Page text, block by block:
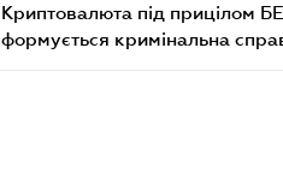
Криптовалюта під прицілом
формується кримінальна